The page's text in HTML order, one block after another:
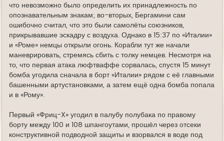
что невозможно было определить их принадлежность по
опознавательным знакам; во-вторых, Бергамини сам
ошибочно считал, что это были самолёты союзников,
прикрывавшие эскадру с воздуха. Однако в 15:37 по «Италии»
и «Роме» немцы открыли огонь. Корабли тут же начали
маневрировать, стремясь сбить с толку немцев. Несмотря на
то, что первая атака люфтваффе сорвалась, спустя 15 минут
бомба угодила сначала в борт «Италии» рядом с её главными
башенными артустановками, а затем ещё одна бомба попала
и в «Рому».
Первый «Фриц-X» угодил в палубу полубака по правому
борту между 100 и 108 шпангоутами, прошёл через отсеки
конструктивной подводной защиты и взорвался в воде под